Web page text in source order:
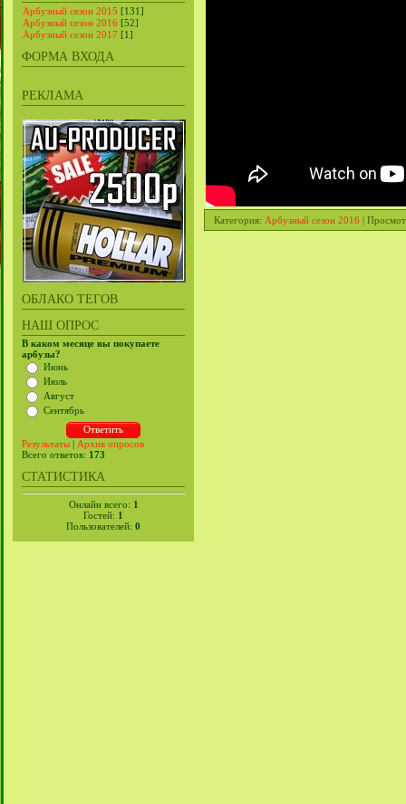
Арбузный сезон 2015 [131]
Арбузный сезон 2016 [52]
Арбузный сезон 2017 [1]
ФОРМА ВХОДА
РЕКЛАМА
ОБЛАКО ТЕГОВ
НАШ ОПРОС
В каком месяце вы покупаете
арбузы?
Июнь
Июль
Август
Сентябрь
Результаты | Архив опросов
Всего ответов: 173
СТАТИСТИКА
Онлайн всего: 1
Гостей: 1
Пользователей: 0
Категория: Арбузный сезон 2016 |